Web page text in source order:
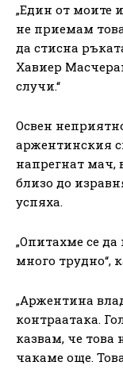
„Един от моите
не приемам
да стисна
Хавиер
случи.“
Освен
аржентинския
напрегнат мач,
близо до
успяха.
„Опитахме се
много трудно“,
„Аржентина
контраатака.
казвам, че
чакаме още.